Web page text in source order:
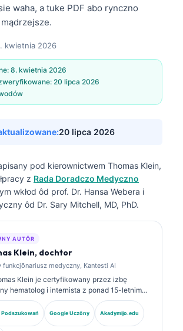
waha, a tuke PDF abo rynczno
kwietnia 2026
8. kwietnia 2026
20 lipca 2026
20 lipca 2026
pod kierownictwem Thomas Klein,
z Rada Doradczo Medyczno
wkłod ôd prof. Dr. Hansa Webera i
ôd Dr. Sary Mitchell, MD, PhD.
AUTŌR
Klein, dochtor
funkcjōnariusz medyczny, Kantesti AI
Klein je certyfikowany przez izbę
hematolog i internista z ponad 15-letnim
w medycynie laboratoryjnej i
klinicznej wspieranej sztuczną inteligencją.
Medical Officer w Kantesti AI sprawuje
Podszukowań Google Uczōny Akadymijo.edu